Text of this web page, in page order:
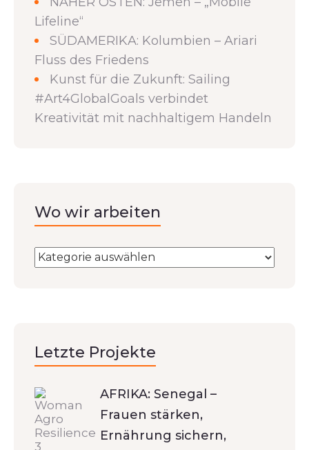
Lifeline“
SÜDAMERIKA: Kolumbien – Ariari
Fluss des Friedens
Kunst für die Zukunft: Sailing
#Art4GlobalGoals verbindet
Kreativität mit nachhaltigem Handeln
Wo wir arbeiten
Letzte Projekte
AFRIKA: Senegal –
Frauen stärken,
Ernährung sichern,